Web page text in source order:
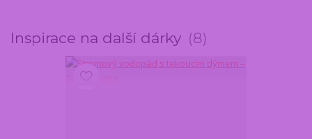
Inspirace na další dárky 8